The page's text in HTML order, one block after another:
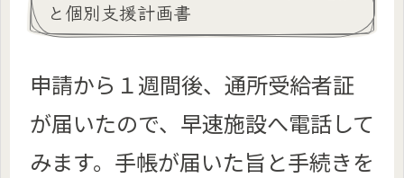
と個別支援計画書
申請から１週間後、通所受給者証
が届いたので、早速施設へ電話して
みます。手帳が届いた旨と手続きを